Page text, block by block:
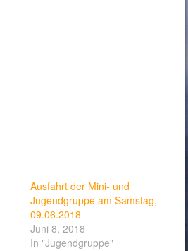
Ausfahrt der Mini- und
Jugendgruppe am Samstag,
09.06.2018
Juni 8, 2018
In "Jugendgruppe"